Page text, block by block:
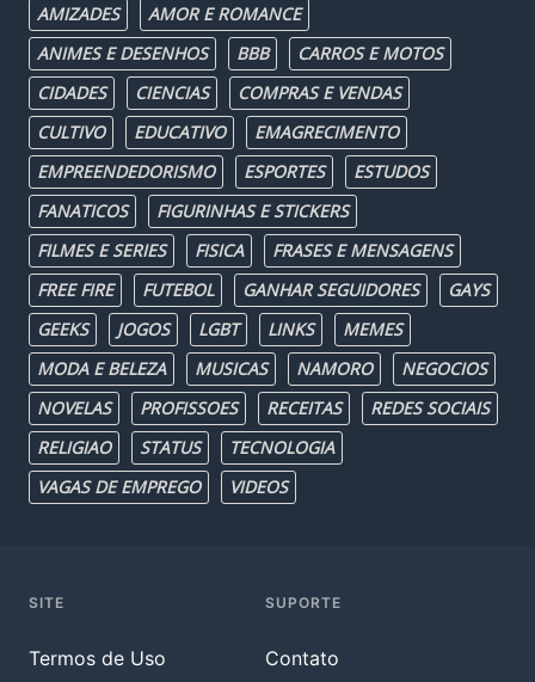
AMIZADES
AMOR E ROMANCE
ANIMES E DESENHOS
BBB
CARROS E MOTOS
CIDADES
CIENCIAS
COMPRAS E VENDAS
CULTIVO
EDUCATIVO
EMAGRECIMENTO
EMPREENDEDORISMO
ESPORTES
ESTUDOS
FANATICOS
FIGURINHAS E STICKERS
FILMES E SERIES
FISICA
FRASES E MENSAGENS
FREE FIRE
FUTEBOL GANHAR SEGUIDORES
GAYS
GEEKS
JOGOS LGBT LINKS
MEMES
MODA E BELEZA
MUSICAS NAMORO
NEGOCIOS
NOVELAS
PROFISSOES RECEITAS
REDES SOCIAIS
RELIGIAO
STATUS
TECNOLOGIA
VAGAS DE EMPREGO
VIDEOS
SITE
Termos de Uso
SUPORTE
Contato